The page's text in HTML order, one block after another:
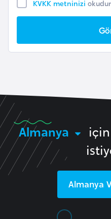
KVKK metninizi
Almanya
Almanya
l
g
r
a
n
B
u